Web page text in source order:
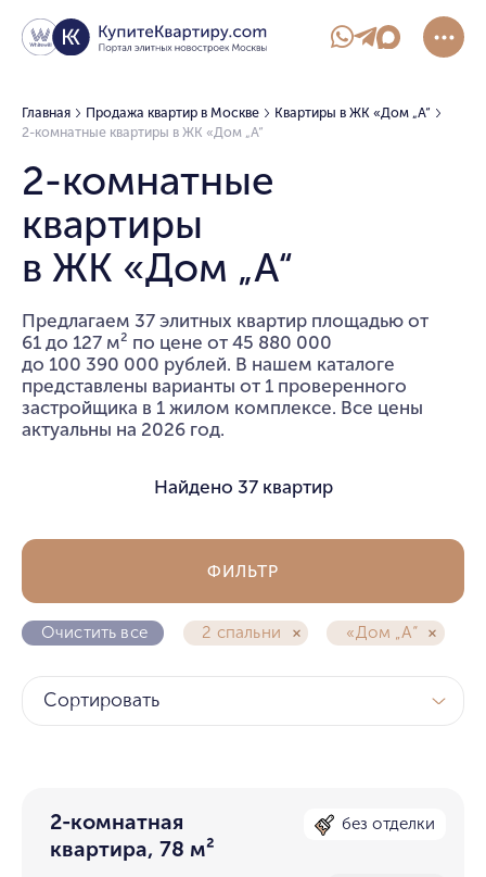
Главная Продажа квартир в Москве
Квартиры в ЖК «Дом „А“
2-комнатные квартиры в ЖК «Дом „А“
2-комнатные
квартиры
в ЖК «Дом „А“
Предлагаем 37 элитных квартир площадью от
61 до 127 м² по цене от 45 880 000
до 100 390 000 рублей. В нашем каталоге
представлены варианты от 1 проверенного
застройщика в 1 жилом комплексе. Все цены
актуальны на 2026 год.
Найдено 37 квартир
Очистить все 2 спальни «Дом „А“
ФИЛЬТР
Сортировать
2-комнатная
квартира, 78 м²
без отделки